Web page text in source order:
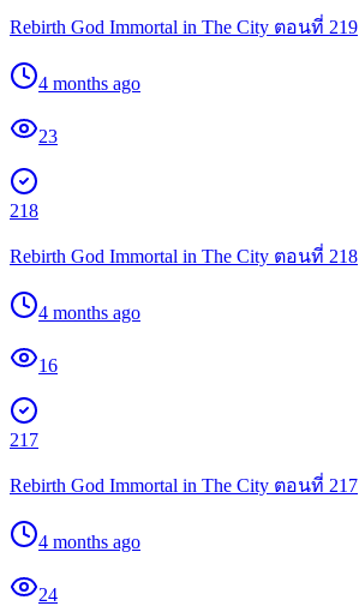
Rebirth God Immortal in The City ตอนที่ 219
4 months ago
23
218
Rebirth God Immortal in The City ตอนที่ 218
4 months ago
16
217
Rebirth God Immortal in The City ตอนที่ 217
4 months ago
24